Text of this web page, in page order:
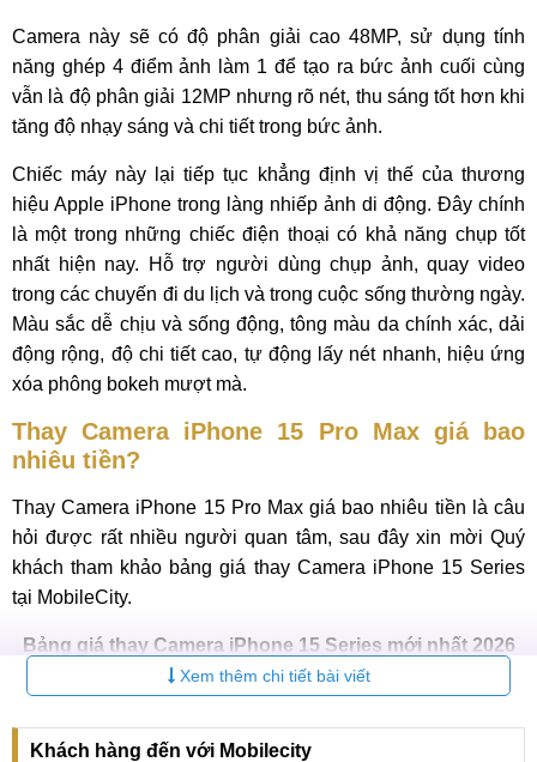
Camera này sẽ có độ phân giải cao 48MP, sử dụng tính
năng ghép 4 điểm ảnh làm 1 để tạo ra bức ảnh cuối cùng
vẫn là độ phân giải 12MP nhưng rõ nét, thu sáng tốt hơn khi
tăng độ nhạy sáng và chi tiết trong bức ảnh.
Chiếc máy này lại tiếp tục khẳng định vị thế của thương
hiệu Apple iPhone trong làng nhiếp ảnh di động. Đây chính
là một trong những chiếc điện thoại có khả năng chụp tốt
nhất hiện nay. Hỗ trợ người dùng chụp ảnh, quay video
trong các chuyến đi du lịch và trong cuộc sống thường ngày.
Màu sắc dễ chịu và sống động, tông màu da chính xác, dải
động rộng, độ chi tiết cao, tự động lấy nét nhanh, hiệu ứng
xóa phông bokeh mượt mà.
Thay Camera iPhone 15 Pro Max giá bao
nhiêu tiền?
Thay Camera iPhone 15 Pro Max giá bao nhiêu tiền là câu
hỏi được rất nhiều người quan tâm, sau đây xin mời Quý
khách tham khảo bảng giá thay Camera iPhone 15 Series
tại MobileCity.
Bảng giá thay Camera iPhone 15 Series mới nhất 2026
Bảo
hành
Xem thêm chi tiết bài viết
Khách hàng đến với Mobilecity